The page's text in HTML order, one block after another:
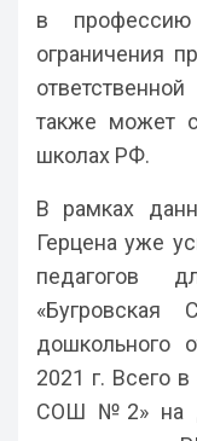
в профессию
ограничения
также может
школах РФ.
В рамках
Герцена уже
педагогов
дошкольного
2021 г. Всего
СОШ №2» на